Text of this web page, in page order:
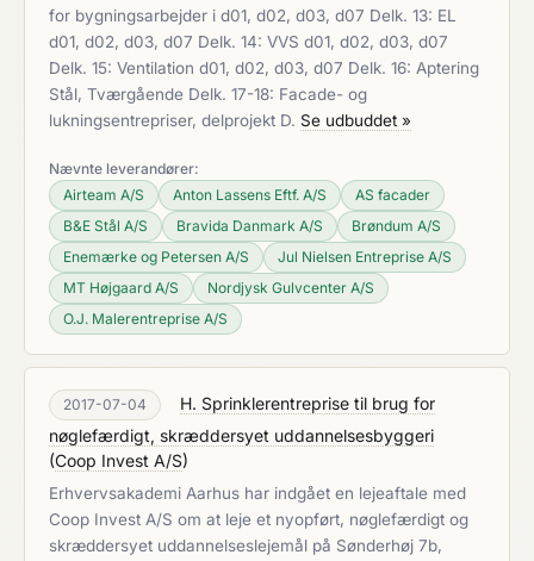
for bygningsarbejder i d01, d02, d03, d07 Delk. 13: EL
d01, d02, d03, d07 Delk. 14: VVS d01, d02, d03, d07
Delk. 15: Ventilation d01, d02, d03, d07 Delk. 16: Aptering
Stål, Tværgående Delk. 17-18: Facade- og
lukningsentrepriser, delprojekt D. Se udbuddet »
Nævnte leverandører:
Airteam A/S
Anton Lassens Eftf. A/S
AS facader
B&E Stål A/S
Bravida Danmark A/S
Brøndum A/S
Enemærke og Petersen A/S
Jul Nielsen Entreprise A/S
MT Højgaard A/S
Nordjysk Gulvcenter A/S
O.J. Malerentreprise A/S
2017-07-04
H. Sprinklerentreprise til brug for
nøglefærdigt, skræddersyet uddannelsesbyggeri
(Coop Invest A/S)
Erhvervsakademi Aarhus har indgået en lejeaftale med
Coop Invest A/S om at leje et nyopført, nøglefærdigt og
skræddersyet uddannelseslejemål på Sønderhøj 7b,